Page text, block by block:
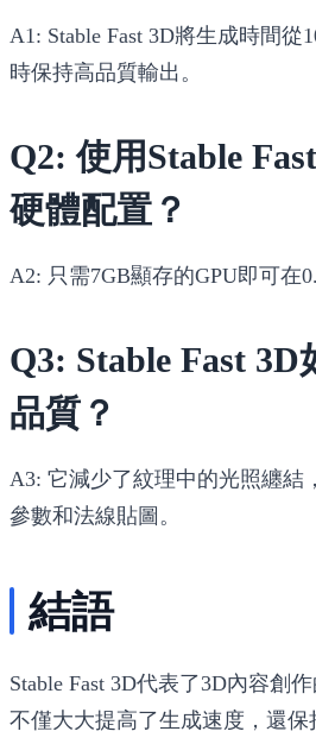
A1: Stable Fast 3D將生成時間從
時保持高品質輸出。
Q2: 使用Stable
硬體配置？
A2: 只需7GB顯存的GPU即可在
Q3: Stable Fast
品質？
A3: 它減少了紋理中的光照纏結
參數和法線貼圖。
結語
Stable Fast 3D代表了3D內容創
不僅大大提高了生成速度，還保